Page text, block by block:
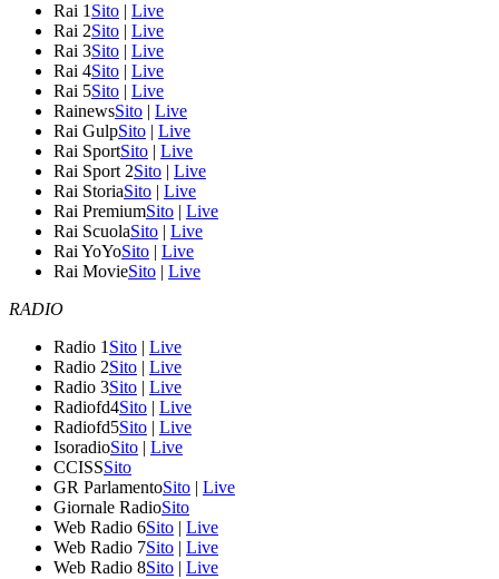
Rai 1 Sito | Live
Rai 2Sito | Live
Rai 3Sito | Live
Rai 4Sito | Live
Rai 5Sito | Live
RainewsSito | Live
Rai GulpSito | Live
Rai SportSito | Live
Rai Sport 2Sito | Live
Rai StoriaSito | Live
Rai PremiumSito | Live
Rai ScuolaSito | Live
Rai YoYoSito | Live
Rai MovieSito | Live
RADIO
Radio 1 Sito | Live
Radio 2Sito | Live
Radio 3Sito | Live
Radiofd4Sito | Live
Radiofd5Sito | Live
IsoradioSito | Live
CCISSSito
GR ParlamentoSito | Live
Giornale RadioSito
Web Radio 6Sito | Live
Web Radio 7Sito | Live
Web Radio 8Sito | Live